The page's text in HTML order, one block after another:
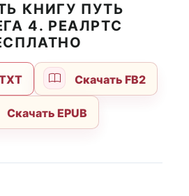
КНИГУ ПУТЬ
4. РЕАЛРТС
Скачать FB2
Скачать EPUB